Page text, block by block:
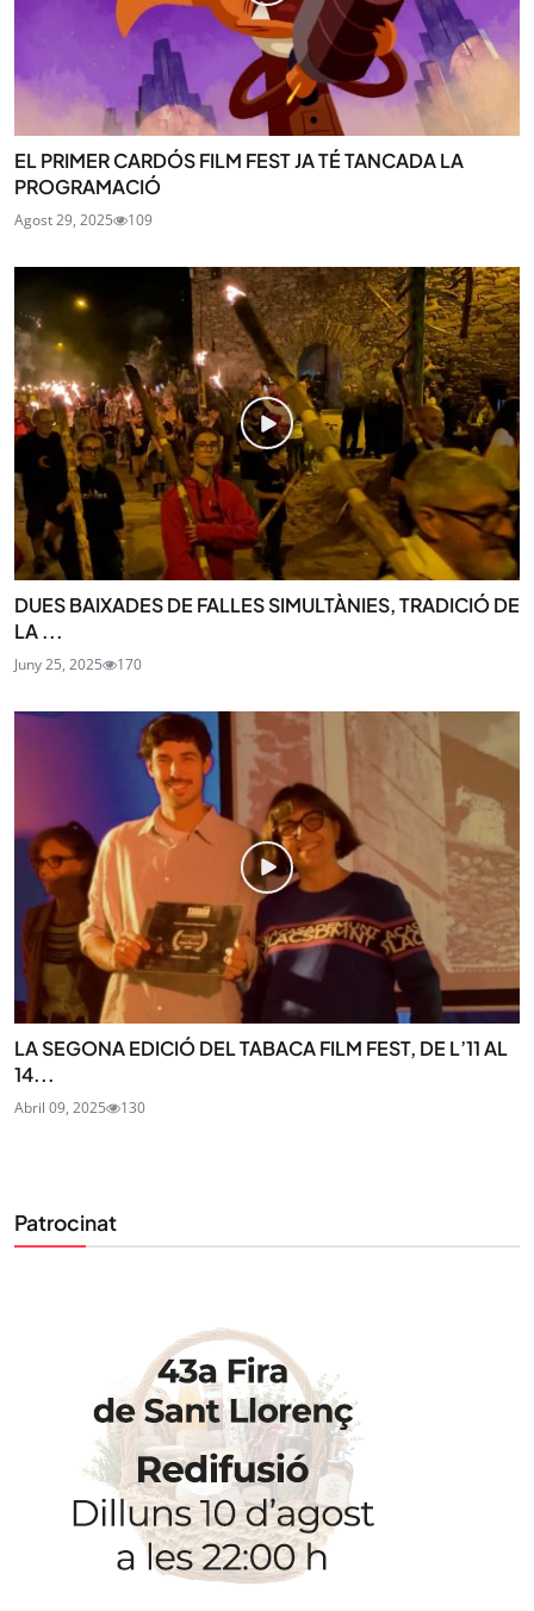
EL PRIMER CARDÓS FILM FEST JA TÉ TANCADA LA
PROGRAMACIÓ
Agost 29, 2025 109
DUES BAIXADES DE FALLES SIMULTÀNIES, TRADICIÓ DE
LA ...
Juny 25, 2025 170
LA SEGONA EDICIÓ DEL TABACA FILM FEST, DE L’11 AL
14...
Abril 09, 2025 130
Patrocinat
STAY UPDATED
Uneix-te al nostre butlletí
Tota l’actualitat, seleccionada i enviada directament
al teu correu. Subscriu-te al nostre butlletí i segueix